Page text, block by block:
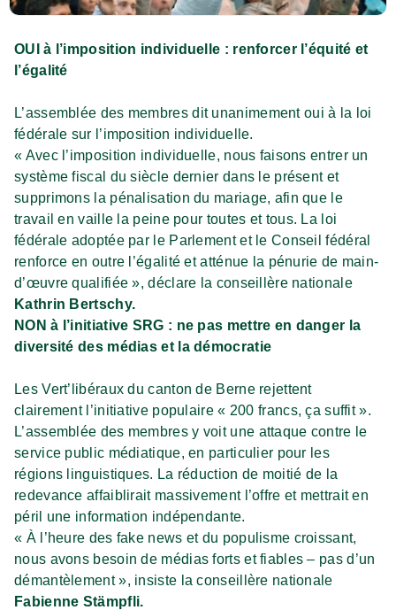
OUI à l’imposition individuelle : renforcer l’équité et
l’égalité
L’assemblée des membres dit unanimement oui à la loi
fédérale sur l’imposition individuelle.
« Avec l’imposition individuelle, nous faisons entrer un
système fiscal du siècle dernier dans le présent et
supprimons la pénalisation du mariage, afin que le
travail en vaille la peine pour toutes et tous. La loi
fédérale adoptée par le Parlement et le Conseil fédéral
renforce en outre l’égalité et atténue la pénurie de main-
d’œuvre qualifiée », déclare la conseillère nationale
Kathrin Bertschy.
NON à l’initiative SRG : ne pas mettre en danger la
diversité des médias et la démocratie
Les Vert’libéraux du canton de Berne rejettent
clairement l’initiative populaire « 200 francs, ça suffit ».
L’assemblée des membres y voit une attaque contre le
service public médiatique, en particulier pour les
régions linguistiques. La réduction de moitié de la
redevance affaiblirait massivement l’offre et mettrait en
péril une information indépendante.
« À l’heure des fake news et du populisme croissant,
nous avons besoin de médias forts et fiables – pas d’un
démantèlement », insiste la conseillère nationale
Fabienne Stämpfli.